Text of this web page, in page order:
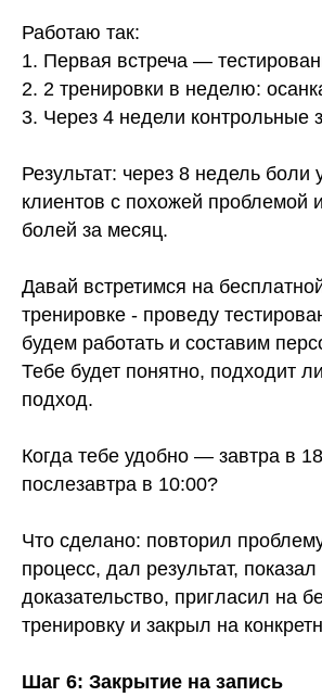
Работаю так:
1. Первая встреча —
2. 2 тренировки в неделю:
3. Через 4 недели контрольные
Результат: через 8 недель боли
клиентов с похожей проблемой
болей за месяц.
Давай встретимся на
тренировке - проведу
будем работать и составим
Тебе будет понятно, подходит
подход.
Когда тебе удобно — завтра в
послезавтра в 10:00?
Что сделано: повторил
процесс, дал результат, показал
доказательство, пригласил на
тренировку и закрыл на
Шаг 6: Закрытие на запись